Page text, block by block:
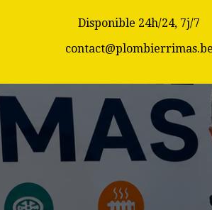
Disponible 24h/24, 7j/7
contact@plombierrimas.be